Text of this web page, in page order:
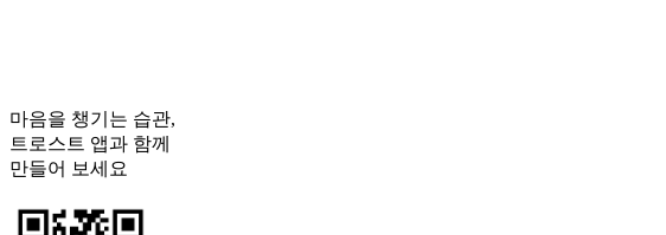
마음을 챙기는 습관,
트로스트 앱과 함께
만들어 보세요